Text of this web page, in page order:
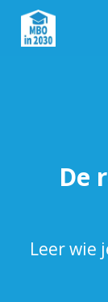
De
Leer wie